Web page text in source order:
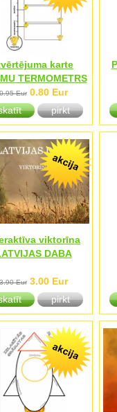
karte
TERMOMETRS
Eur 0.80 Eur
pirkt
viktorīna
DABA
Eur 3.00 Eur
pirkt